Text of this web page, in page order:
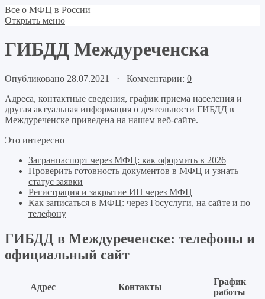
Все о МФЦ в России
Открыть меню
ГИБДД Междуреченска
Опубликовано 28.07.2021 · Комментарии: 0
Адреса, контактные сведения, график приема населения и
другая актуальная информация о деятельности ГИБДД в
Междуреченске приведена на нашем веб-сайте.
Это интересно
Загранпаспорт через МФЦ: как оформить в 2026
Проверить готовность документов в МФЦ и узнать
статус заявки
Регистрация и закрытие ИП через МФЦ
Как записаться в МФЦ: через Госуслуги, на сайте и по
телефону
ГИБДД в Междуреченске: телефоны и
официальный сайт
Адрес Контакты
График
работы